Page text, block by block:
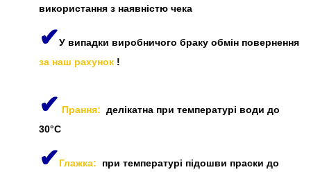
використання з наявністю чека
✔У випадки виробничого браку обмін повернення
за наш рахунок !
✔ Прання: делікатна при температурі води до
30°C
✔Глажка: при температурі підошви праски до